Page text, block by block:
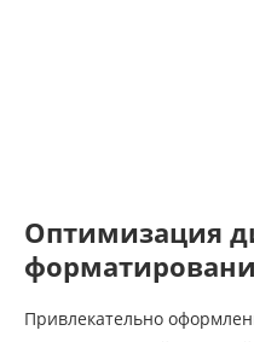
Оптимизация
Привлекательно